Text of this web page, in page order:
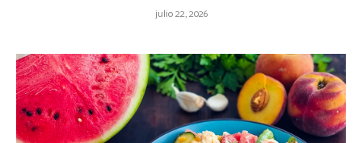
julio 22, 2026